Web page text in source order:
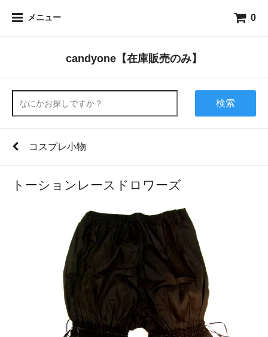
メニュー 0
candyone【在庫販売のみ】
検索
コスプレ小物
トーションレースドロワーズ